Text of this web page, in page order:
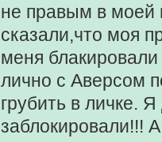
не правым в моей
сказали,что моя
меня блакировали
лично с Аверсом
грубить в личке.
заблокировали!!!